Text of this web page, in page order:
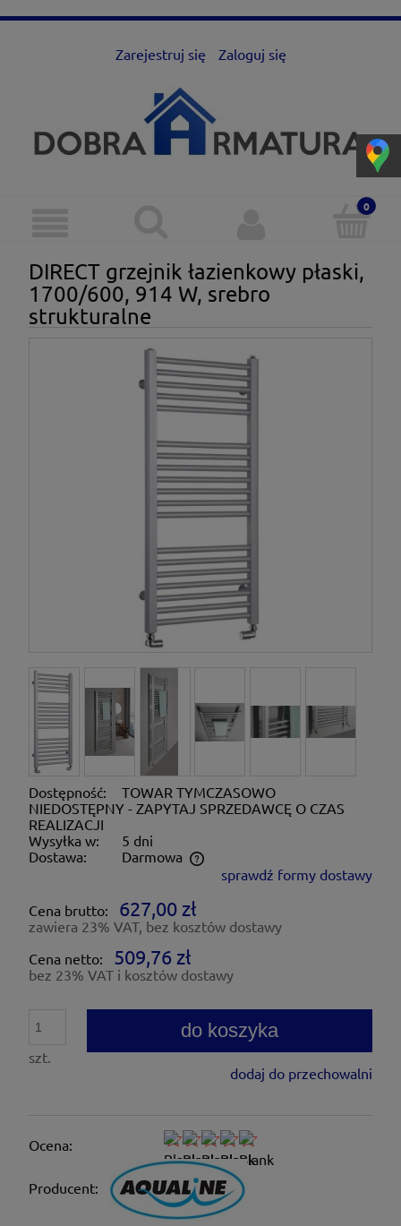
Zarejestruj się Zaloguj się
DIRECT grzejnik łazienkowy płaski,
1700/600, 914 W, srebro
strukturalne
Dostępność:
TOWAR TYMCZASOWO
NIEDOSTĘPNY - ZAPYTAJ SPRZEDAWCĘ O CZAS
REALIZACJI
Wysyłka w:
5 dni
Dostawa:
Darmowa
Cena nie zawiera ewentualnych kosztów płatności
sprawdź formy dostawy
Cena brutto:
627,00 zł
zawiera 23% VAT, bez kosztów dostawy
Cena netto:
509,76 zł
bez 23% VAT i kosztów dostawy
szt.
do koszyka
dodaj do przechowalni
Ocena:
Producent: